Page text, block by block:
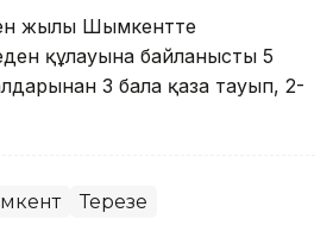
жылы Шымкентте
құлауына байланысты 5
3 бала қаза тауып, 2-
Терезе